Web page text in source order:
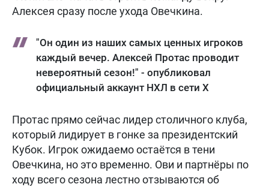
Алексея сразу после ухода Овечкина.
"Он один из наших самых ценных игроков
каждый вечер. Алексей Протас проводит
невероятный сезон!" - опубликовал
официальный аккаунт НХЛ в сети Х
Протас прямо сейчас лидер столичного клуба,
который лидирует в гонке за президентский
Кубок. Игрок ожидаемо остаётся в тени
Овечкина, но это временно. Ови и партнёры по
ходу всего сезона лестно отзываются об